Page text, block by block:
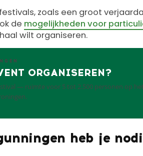
zoals een groot
de mogelijkheden voor
wilt organiseren.
ORGANISEREN?
— ruimte voor 5 tot 2.500 personen op
heb je